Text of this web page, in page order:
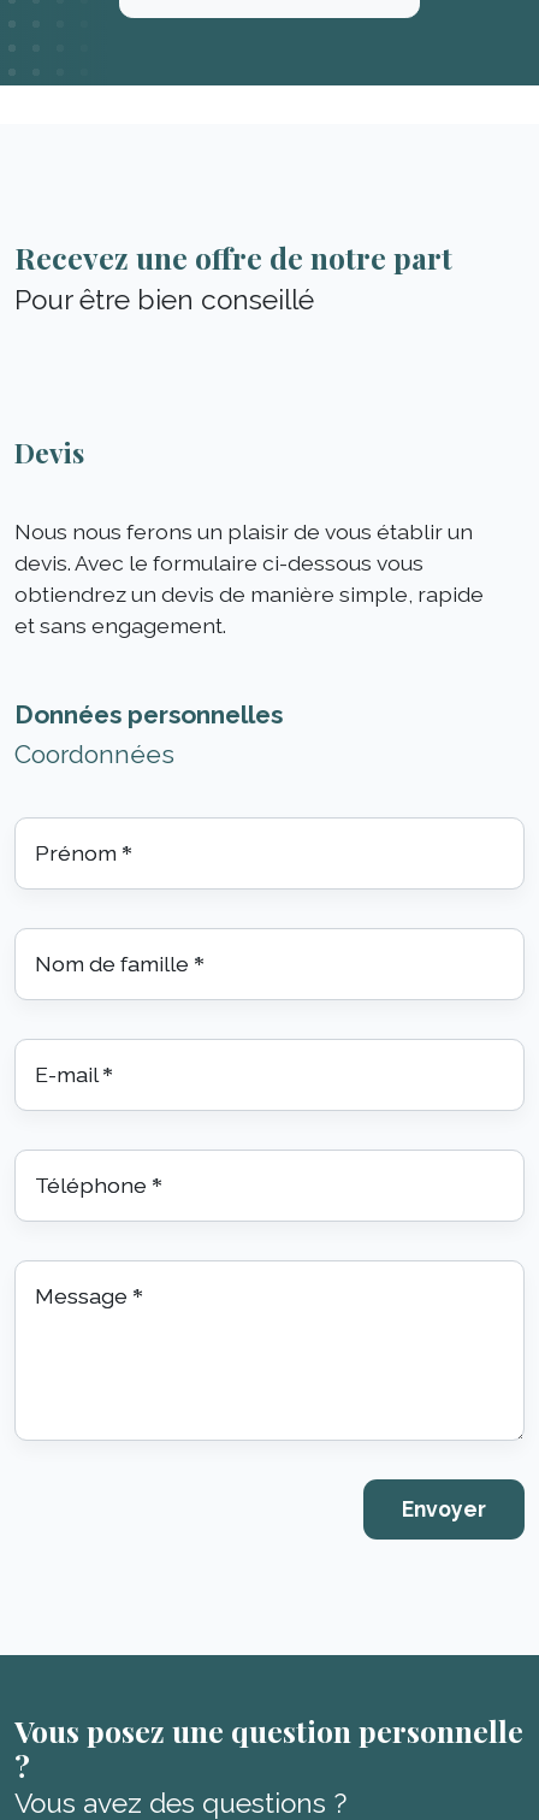
Recevez une offre de notre part
Pour être bien conseillé
Devis
Nous nous ferons un plaisir de vous établir un
devis. Avec le formulaire ci-dessous vous
obtiendrez un devis de manière simple, rapide
et sans engagement.
Données personnelles
Coordonnées
Prénom *
Nom de famille *
E-mail *
Téléphone *
Message *
Vous posez une question personnelle
?
Vous avez des questions ?